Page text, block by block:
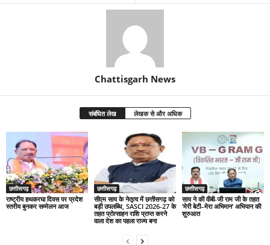
Chattisgarh News
संबंधित लेख लेखक से और अधिक
छत्तीसगढ़
राष्ट्रीय हथकरघा दिवस पर प्रदेश
स्तरीय बुनकर सम्मेलन आज
छत्तीसगढ़
सीएम साय के नेतृत्व में छत्तीसगढ़ को
बड़ी उपलब्धि, SASCI 2026-27 के
तहत प्रोत्साहन राशि प्राप्त करने
वाला देश का पहला राज्य बना
छत्तीसगढ़
साय ने की वीबी-जी राम जी के तहत
‘मेरी बेटी–मेरा अभिमान’ अभियान की
शुरुआत